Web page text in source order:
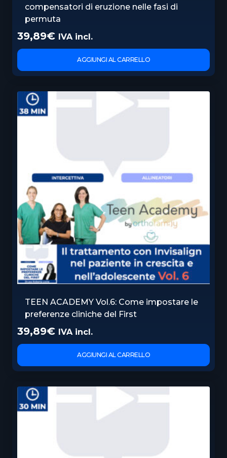
compensatori di eruzione nelle fasi di
permuta
39,89€ IVA incl.
AGGIUNGI AL CARRELLO
TEEN ACADEMY Vol.6: Come impostare le
preferenze cliniche del First
39,89€ IVA incl.
AGGIUNGI AL CARRELLO